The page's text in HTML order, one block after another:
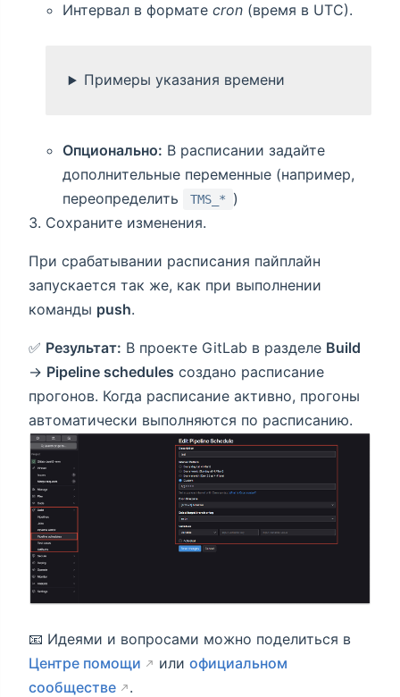
Интервал в форматеcron (время в UTC).
Примеры указания времени
Опционально: В расписании задайте
дополнительные переменные (например,
переопределить
TMS_*
)
Сохраните изменения.
При срабатывании расписания пайплайн
запускается так же, как при выполнении
команды push.
✅ Результат: В проекте GitLab в разделе Build
→ Pipeline schedules создано расписание
прогонов. Когда расписание активно, прогоны
автоматически выполняются по расписанию.
📧 Идеями и вопросами можно поделиться в
Центре помощи
или официальном
сообществе
.